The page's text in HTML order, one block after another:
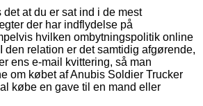
at du er sat ind i de mest
der har indflydelse på
hvilken ombytningspolitik online
den relation er det samtidig afgørende,
ens e-mail kvittering, så man
om købet af Anubis Soldier Trucker
købe en gave til en mand eller